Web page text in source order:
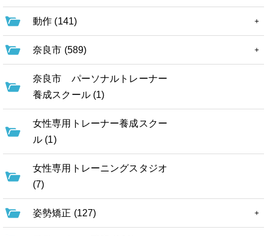
動作 (141)
奈良市 (589)
奈良市 パーソナルトレーナー
養成スクール (1)
女性専用トレーナー養成スクー
ル (1)
女性専用トレーニングスタジオ
(7)
姿勢矯正 (127)